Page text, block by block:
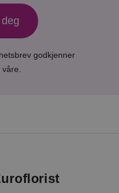
godkjenner
våre.